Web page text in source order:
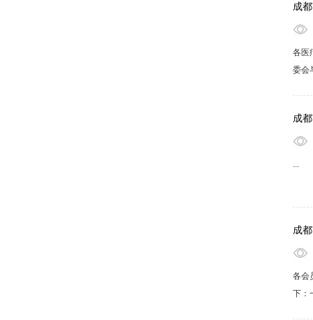
成
各医
委会
成
...
成
各会
下：